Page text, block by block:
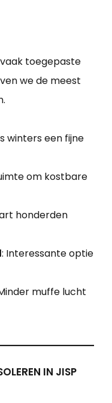
toegepaste
we de meest
winters een fijne
om kostbare
honderden
: Interessante optie
muffe lucht
IN JISP